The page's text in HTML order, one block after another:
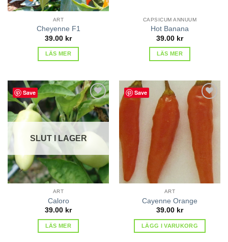
ART
Cheyenne F1
39.00 kr
LÄS MER
CAPSICUM ANNUUM
Hot Banana
39.00 kr
LÄS MER
Save
lägg till
i
favoriter
SLUT I LAGER
ART
Caloro
39.00 kr
LÄS MER
Save
lägg till
ART
Cayenne Orange
39.00 kr
LÄGG I VARUKORG